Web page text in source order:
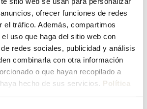
ofrecer funciones de redes
el tráfico. Además, compartimos
uso que haga del sitio web con
redes sociales, publicidad y análisis
combinarla con otra información
o que hayan recopilado a
hecho de sus servicios. Política